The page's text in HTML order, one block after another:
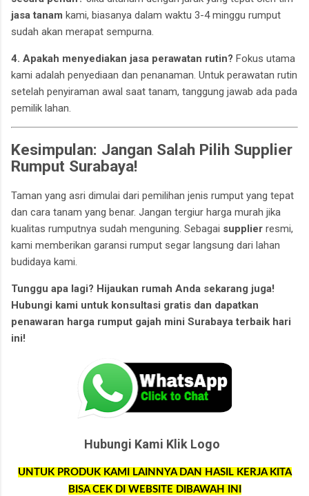
jasa tanam kami, biasanya dalam waktu 3-4 minggu rumput
sudah akan merapat sempurna.
4. Apakah menyediakan jasa perawatan rutin? Fokus utama
kami adalah penyediaan dan penanaman. Untuk perawatan rutin
setelah penyiraman awal saat tanam, tanggung jawab ada pada
pemilik lahan.
Kesimpulan: Jangan Salah Pilih Supplier
Rumput Surabaya!
Taman yang asri dimulai dari pemilihan jenis rumput yang tepat
dan cara tanam yang benar. Jangan tergiur harga murah jika
kualitas rumputnya sudah menguning. Sebagai supplier resmi,
kami memberikan garansi rumput segar langsung dari lahan
budidaya kami.
Tunggu apa lagi? Hijaukan rumah Anda sekarang juga!
Hubungi kami untuk konsultasi gratis dan dapatkan
penawaran harga rumput gajah mini Surabaya terbaik hari
ini!
Hubungi Kami Klik Logo
UNTUK PRODUK KAMI LAINNYA DAN HASIL KERJA KITA
BISA CEK DI WEBSITE DIBAWAH INI